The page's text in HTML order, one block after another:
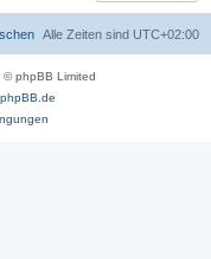
Alle Zeiten sind UTC+02:00
© phpBB Limited
phpBB.de